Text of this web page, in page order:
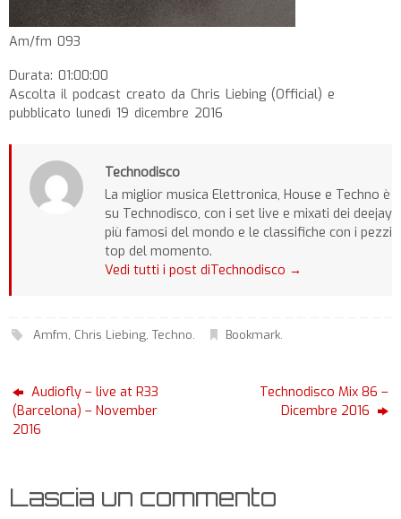
Am/fm 093
Durata: 01:00:00
Ascolta il podcast creato da Chris Liebing (Official) e
pubblicato lunedì 19 dicembre 2016
Technodisco
La miglior musica Elettronica, House e Techno è
su Technodisco, con i set live e mixati dei deejay
più famosi del mondo e le classifiche con i pezzi
top del momento.
Vedi tutti i post diTechnodisco →
Amfm, Chris Liebing, Techno. Bookmark.
Audiofly – live at R33
(Barcelona) – November
2016
Technodisco Mix 86 –
Dicembre 2016
Lascia un commento